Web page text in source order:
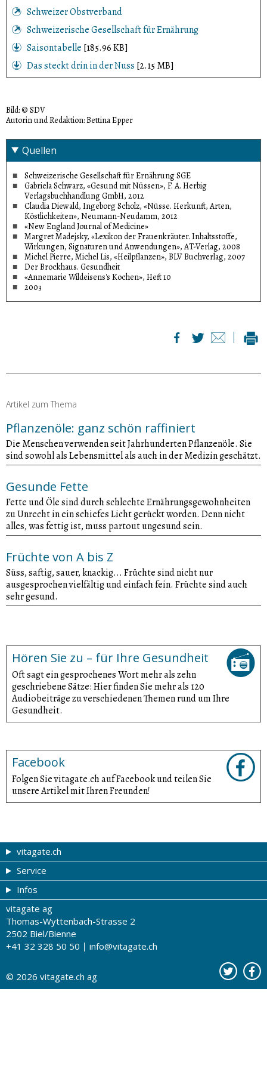
Schweizer Obstverband
Schweizerische Gesellschaft für Ernährung
Saisontabelle [185.96 KB]
Das steckt drin in der Nuss [2.15 MB]
Bild: © SDV
Autorin und Redaktion: Bettina Epper
Quellen
Schweizerische Gesellschaft für Ernährung SGE
Gabriela Schwarz, «Gesund mit Nüssen», F. A. Herbig
Verlagsbuchhandlung GmbH, 2012
Claudia Diewald, Ingeborg Scholz, «Nüsse. Herkunft, Arten,
Köstlichkeiten», Neumann-Neudamm, 2012
«New England Journal of Medicine»
Margret Madejsky, «Lexikon der Frauenkräuter. Inhaltsstoffe,
Wirkungen, Signaturen und Anwendungen», AT-Verlag, 2008
Michel Pierre, Michel Lis, «Heilpflanzen», BLV Buchverlag, 2007
Der Brockhaus. Gesundheit
«Annemarie Wildeisens's Kochen», Heft 10
2003
Artikel zum Thema
Pflanzenöle: ganz schön raffiniert
Die Menschen verwenden seit Jahrhunderten Pflanzenöle. Sie
sind sowohl als Lebensmittel als auch in der Medizin geschätzt.
Gesunde Fette
Fette und Öle sind durch schlechte Ernährungsgewohnheiten
zu Unrecht in ein schiefes Licht gerückt worden. Denn nicht
alles, was fettig ist, muss partout ungesund sein.
Früchte von A bis Z
Süss, saftig, sauer, knackig... Früchte sind nicht nur
ausgesprochen vielfältig und einfach fein. Früchte sind auch
sehr gesund.
Hören Sie zu – für Ihre Gesundheit
Oft sagt ein gesprochenes Wort mehr als zehn
geschriebene Sätze: Hier finden Sie mehr als 120
Audiobeiträge zu verschiedenen Themen rund um Ihre
Gesundheit.
Facebook
Folgen Sie vitagate.ch auf Facebook und teilen Sie
unsere Artikel mit Ihren Freunden!
vitagate.ch
Gesund & schön
Themen von A-Z
Therapien von A-Z
Gesundheit zum Hören
Gesundheitstests
Service
Gutscheine
Drogistenstern
Drogeriesuche
Partner-Drogerien
Kontakt
Infos
Impressum
Über uns
Nutzungsbestimmungen
Werbung auf vitagate.ch
vitagate ag
Thomas-Wyttenbach-Strasse 2
2502 Biel/Bienne
+41 32 328 50 50
info@vitagate.ch
© 2026 vitagate.ch ag